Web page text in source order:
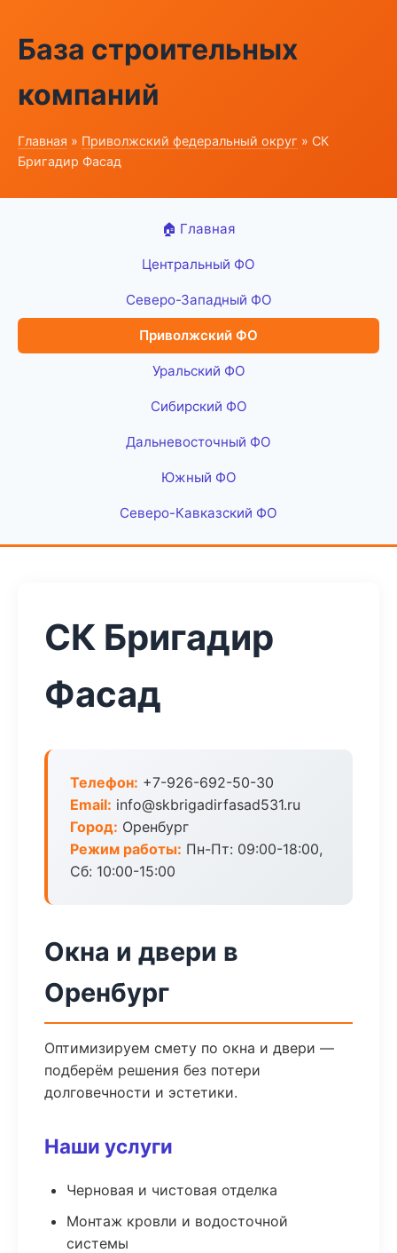
База строительных
компаний
Главная » Приволжский федеральный округ » СК
Бригадир Фасад
🏠 Главная
Центральный ФО
Северо-Западный ФО
Приволжский ФО
Уральский ФО
Сибирский ФО
Дальневосточный ФО
Южный ФО
Северо-Кавказский ФО
СК Бригадир
Фасад
Телефон: +7-926-692-50-30
Email: info@skbrigadirfasad531.ru
Город: Оренбург
Режим работы: Пн-Пт: 09:00-18:00,
Сб: 10:00-15:00
Окна и двери в
Оренбург
Оптимизируем смету по окна и двери —
подберём решения без потери
долговечности и эстетики.
Наши услуги
Черновая и чистовая отделка
Монтаж кровли и водосточной
системы